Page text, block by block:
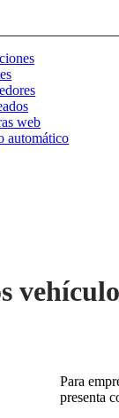
web
automático
Para
presenta